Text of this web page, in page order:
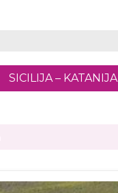
SICILIJA – KATANIJA